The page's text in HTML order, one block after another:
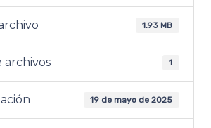
1.93 MB
archivos 1
19 de mayo de 2025